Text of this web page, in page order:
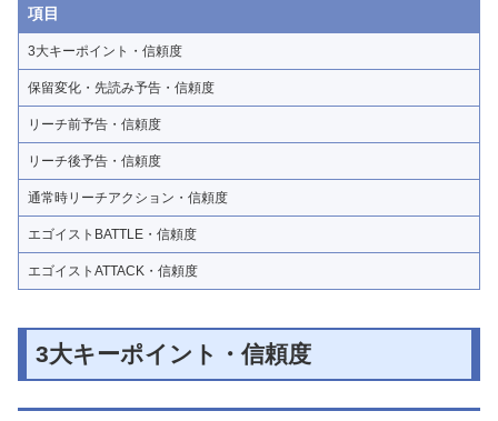
項目
3大キーポイント・信頼度
保留変化・先読み予告・信頼度
リーチ前予告・信頼度
リーチ後予告・信頼度
通常時リーチアクション・信頼度
エゴイストBATTLE・信頼度
エゴイストATTACK・信頼度
3大キーポイント・信頼度